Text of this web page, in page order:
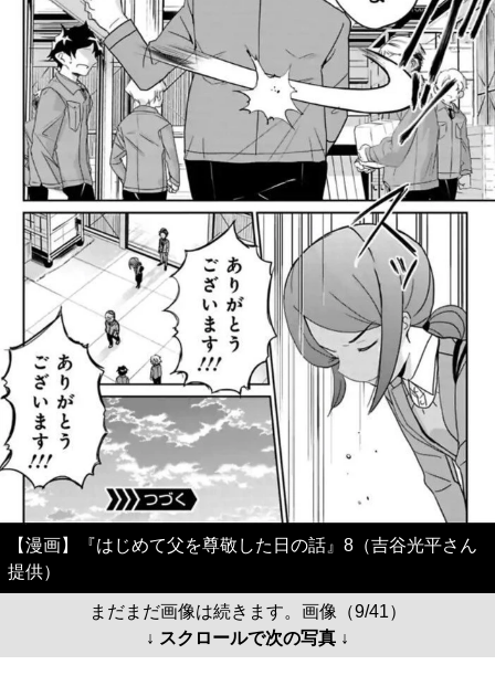
【漫画】『はじめて父を尊敬した日の話』8（吉谷光平さん
提供）
まだまだ画像は続きます。画像（9/41）
↓ スクロールで次の写真 ↓